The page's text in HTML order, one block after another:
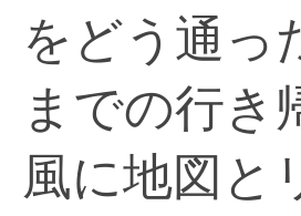
をどう通っ
までの行き
風に地図と